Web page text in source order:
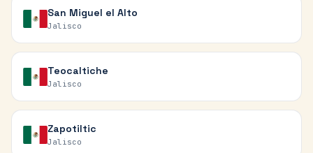
San Miguel el Alto
Jalisco
Teocaltiche
Jalisco
Zapotiltic
Jalisco